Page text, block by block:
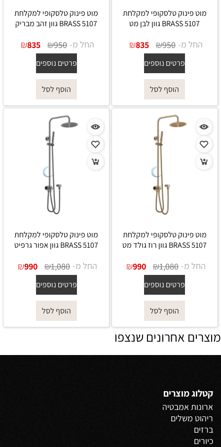
מוט פינוק טלסקופי למקלחת
5107 BRASS גוון לבן מט
החל מ- ₪950
₪835
פרטים נוספים
הוסף לסל
מוט פינוק טלסקופי למקלחת
5107 BRASS גוון זהב מבריק
החל מ- ₪950
₪835
פרטים נוספים
הוסף לסל
מוט פינוק טלסקופי למקלחת
5107 BRASS גוון רוז גולד מט
החל מ- ₪1,080
₪990
פרטים נוספים
הוסף לסל
מוט פינוק טלסקופי למקלחת
5107 BRASS גוון אפור גרפיט
החל מ- ₪1,080
₪990
פרטים נוספים
הוסף לסל
מוצרים אחרונים שנצפו
קטלוג מוצרים
ארונות אמבטיה
ריהוט משלים
ברזים
כיורים